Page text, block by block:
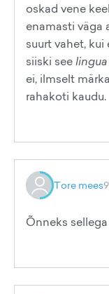
oskad vene
enamasti väga
suurt vahet, kui
siiski see
ei, ilmselt
rahakoti kaudu.
Tore mees
Õnneks